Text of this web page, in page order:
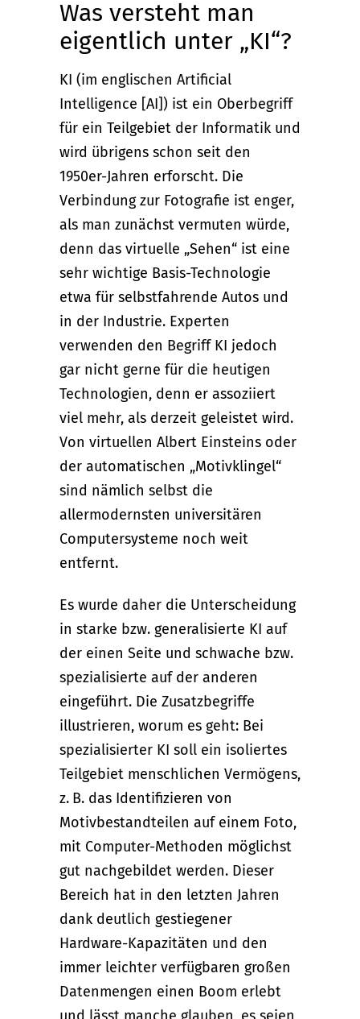
Was versteht man
eigentlich unter „KI“?
KI (im englischen Artificial
Intelligence [AI]) ist ein Oberbegriff
für ein Teilgebiet der Informatik und
wird übrigens schon seit den
1950er-Jahren erforscht. Die
Verbindung zur Fotografie ist enger,
als man zunächst vermuten würde,
denn das virtuelle „Sehen“ ist eine
sehr wichtige Basis-Technologie
etwa für selbstfahrende Autos und
in der Industrie. Experten
verwenden den Begriff KI jedoch
gar nicht gerne für die heutigen
Technologien, denn er assoziiert
viel mehr, als derzeit geleistet wird.
Von virtuellen Albert Einsteins oder
der automatischen „Motivklingel“
sind nämlich selbst die
allermodernsten universitären
Computersysteme noch weit
entfernt.
Es wurde daher die Unterscheidung
in starke bzw. generalisierte KI auf
der einen Seite und schwache bzw.
spezialisierte auf der anderen
eingeführt. Die Zusatzbegriffe
illustrieren, worum es geht: Bei
spezialisierter KI soll ein isoliertes
Teilgebiet menschlichen Vermögens,
z. B. das Identifizieren von
Motivbestandteilen auf einem Foto,
mit Computer-Methoden möglichst
gut nachgebildet werden. Dieser
Bereich hat in den letzten Jahren
dank deutlich gestiegener
Hardware-Kapazitäten und den
immer leichter verfügbaren großen
Datenmengen einen Boom erlebt